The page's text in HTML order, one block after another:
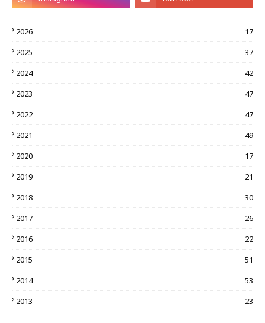
2026
17
2025
37
2024
42
2023
47
2022
47
2021
49
2020
17
2019
21
2018
30
2017
26
2016
22
2015
51
2014
53
2013
23